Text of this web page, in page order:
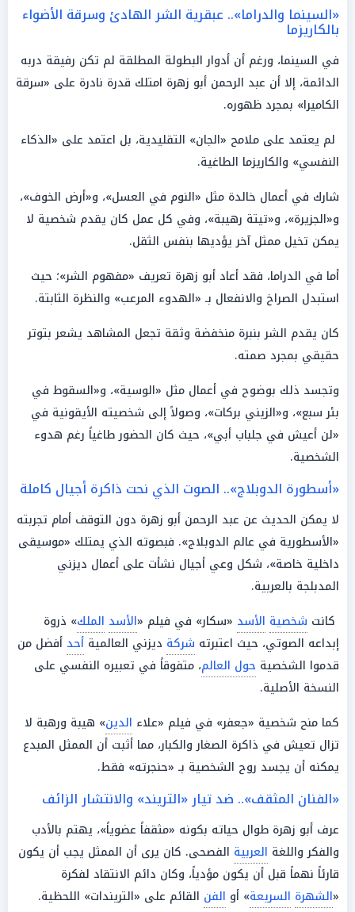
«السينما والدراما».. عبقرية الشر الهادئ وسرقة الأضواء
بالكاريزما
في السينما، ورغم أن أدوار البطولة المطلقة لم تكن رفيقة دربه
الدائمة، إلا أن عبد الرحمن أبو زهرة امتلك قدرة نادرة على «سرقة
الكاميرا» بمجرد ظهوره.
لم يعتمد على ملامح «الجان» التقليدية، بل اعتمد على «الذكاء
النفسي» والكاريزما الطاغية.
شارك في أعمال خالدة مثل «النوم في العسل»، و«أرض الخوف»،
و«الجزيرة»، و«تيتة رهيبة»، وفي كل عمل كان يقدم شخصية لا
يمكن تخيل ممثل آخر يؤديها بنفس الثقل.
أما في الدراما، فقد أعاد أبو زهرة تعريف «مفهوم الشر»؛ حيث
استبدل الصراخ والانفعال بـ «الهدوء المرعب» والنظرة الثابتة.
كان يقدم الشر بنبرة منخفضة وثقة تجعل المشاهد يشعر بتوتر
حقيقي بمجرد صمته.
وتجسد ذلك بوضوح في أعمال مثل «الوسية»، و«السقوط في
بئر سبع»، و«الزيني بركات»، وصولاً إلى شخصيته الأيقونية في
«لن أعيش في جلباب أبي»، حيث كان الحضور طاغياً رغم هدوء
الشخصية.
«أسطورة الدوبلاج».. الصوت الذي نحت ذاكرة أجيال كاملة
لا يمكن الحديث عن عبد الرحمن أبو زهرة دون التوقف أمام تجربته
«الأسطورية في عالم الدوبلاج». فبصوته الذي يمتلك «موسيقى
داخلية خاصة»، شكل وعي أجيال نشأت على أعمال ديزني
المدبلجة بالعربية.
كانت شخصية الأسد «سكار» في فيلم «الأسد الملك» ذروة
إبداعه الصوتي، حيث اعتبرته شركة ديزني العالمية أحد أفضل من
قدموا الشخصية حول العالم، متفوقاً في تعبيره النفسي على
النسخة الأصلية.
كما منح شخصية «جعفر» في فيلم «علاء الدين» هيبة ورهبة لا
تزال تعيش في ذاكرة الصغار والكبار، مما أثبت أن الممثل المبدع
يمكنه أن يجسد روح الشخصية بـ «حنجرته» فقط.
«الفنان المثقف».. ضد تيار «التريند» والانتشار الزائف
عرف أبو زهرة طوال حياته بكونه «مثقفاً عضوياً»، يهتم بالأدب
والفكر واللغة العربية الفصحى. كان يرى أن الممثل يجب أن يكون
قارئاً نهماً قبل أن يكون مؤدياً، وكان دائم الانتقاد لفكرة
«الشهرة السريعة» أو الفن القائم على «التريندات» اللحظية.